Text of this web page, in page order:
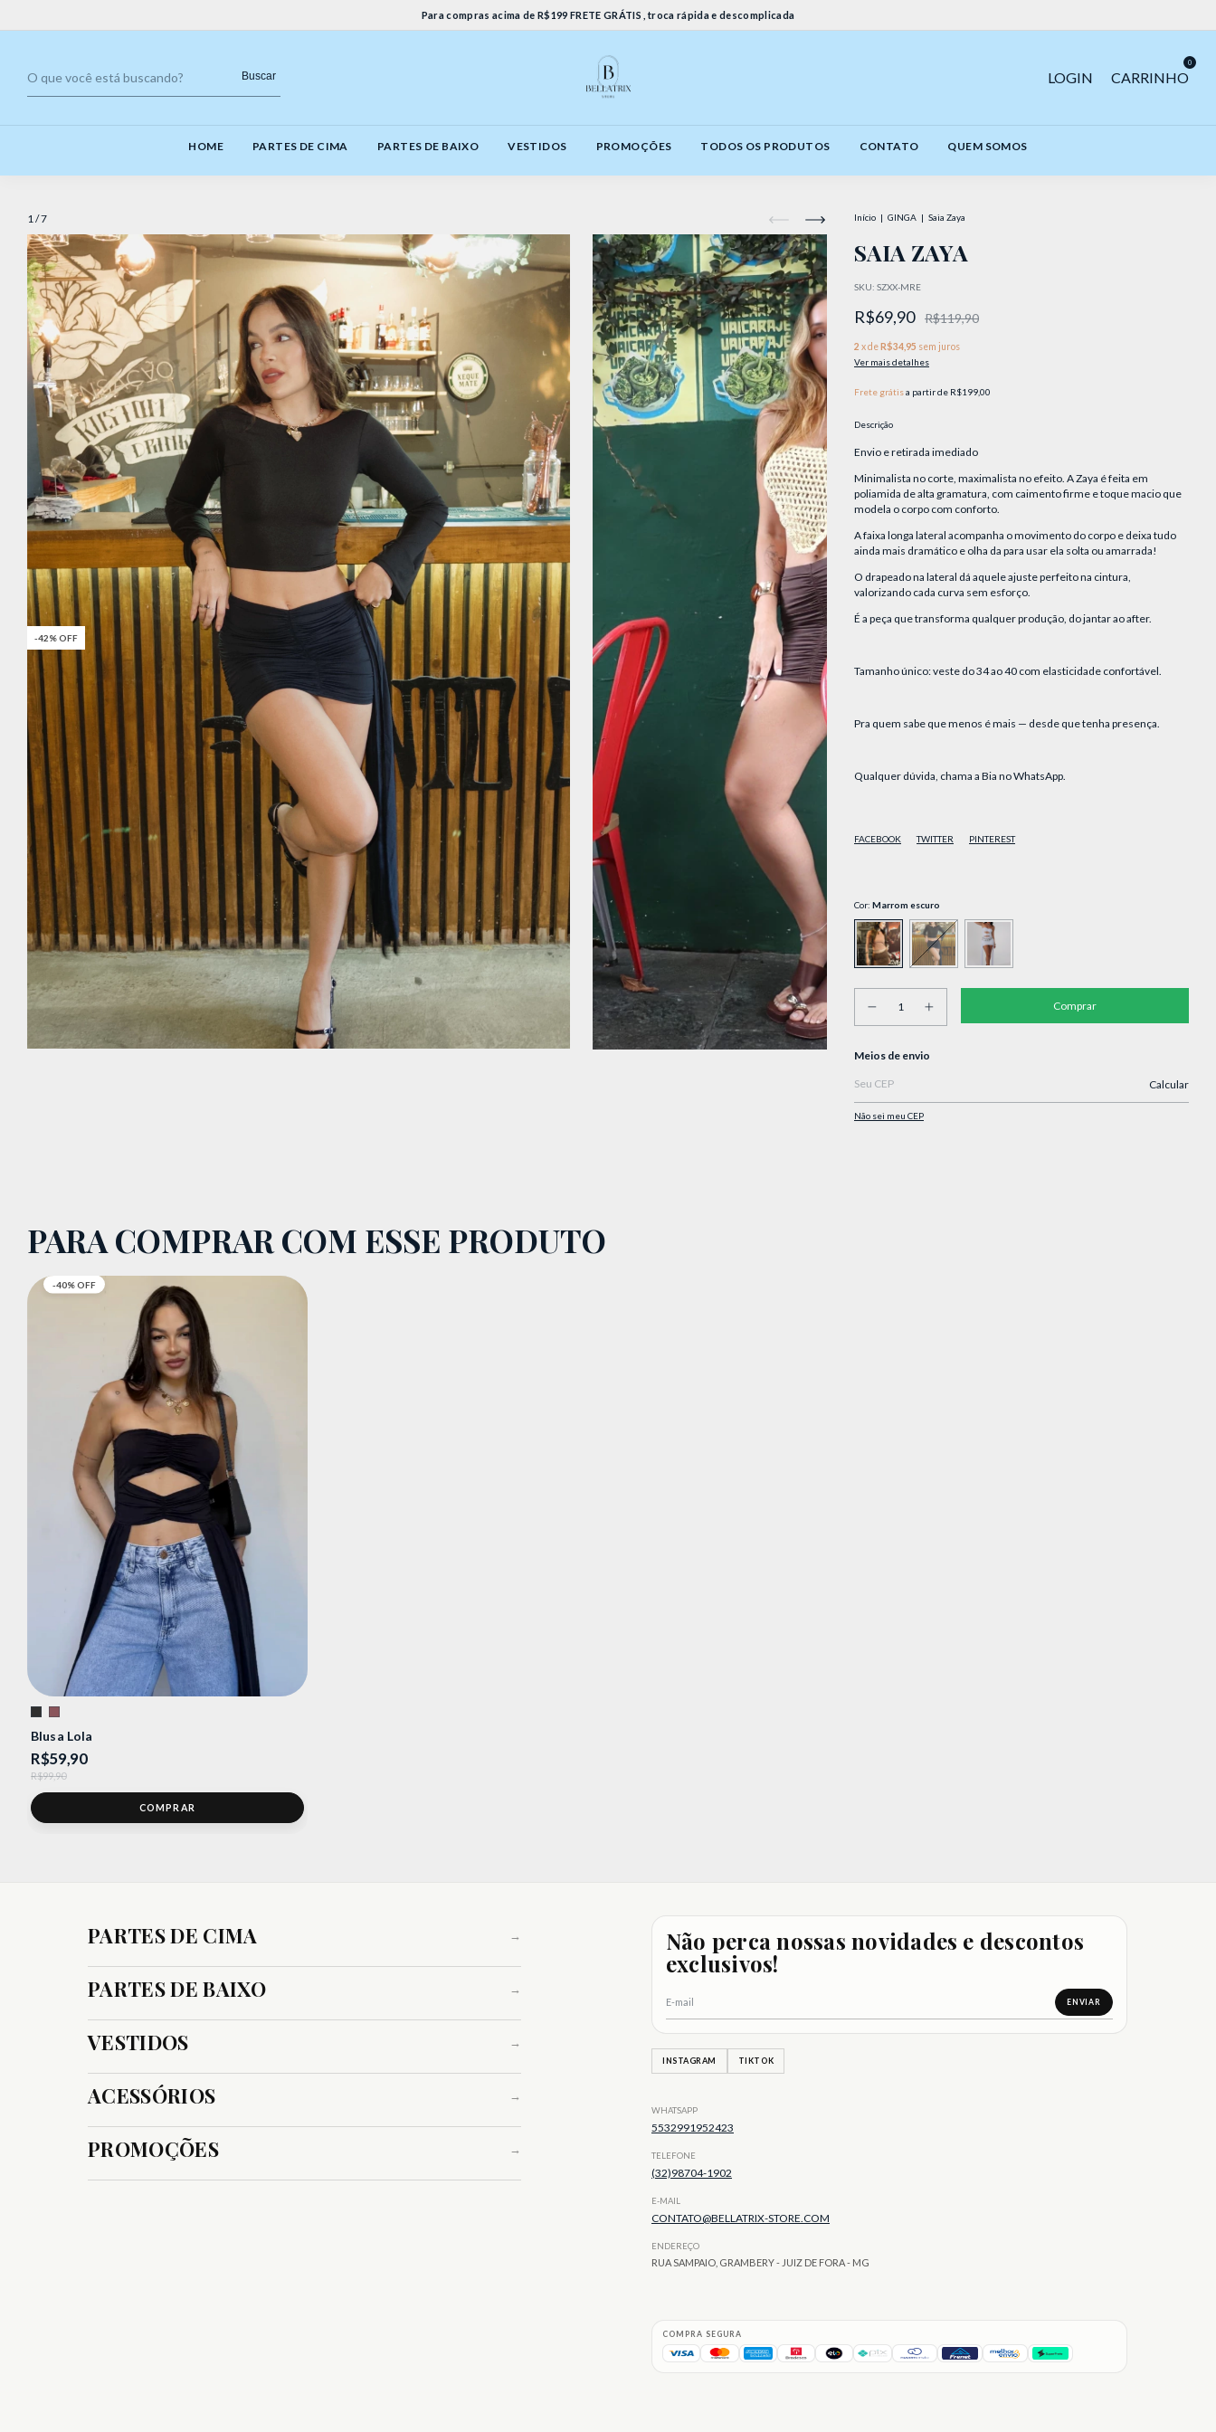
Para compras acima de R$199 FRETE GRÁTIS , troca rápida e descomplicada
Buscar LOGIN CARRINHO
0
HOME PARTES DE CIMA PARTES DE BAIXO VESTIDOS PROMOÇÕES TODOS OS PRODUTOS CONTATO QUEM SOMOS
1/7
-42%OFF
Início | GINGA | Saia Zaya
SAIA ZAYA
SKU: SZXX-MRE
R$69,90 R$119,90
2 x deR$34,95 sem juros
Ver mais detalhes
Frete grátisa partir de R$199,00
Descrição
Envio e retirada imediado
Minimalista no corte, maximalista no efeito. A Zaya é feita em
poliamida de alta gramatura, com caimento firme e toque macio que
modela o corpo com conforto.
A faixa longa lateral acompanha o movimento do corpo e deixa tudo
ainda mais dramático e olha da para usar ela solta ou amarrada!
O drapeado na lateral dá aquele ajuste perfeito na cintura,
valorizando cada curva sem esforço.
É a peça que transforma qualquer produção, do jantar ao after.
Tamanho único: veste do 34 ao 40 com elasticidade confortável.
Pra quem sabe que menos é mais — desde que tenha presença.
Qualquer dúvida, chama a Bia no WhatsApp.
FACEBOOK TWITTER PINTEREST
Cor: Marrom escuro
Entregas para o CEP:
Meios de envio
Calcular
Não sei meu CEP
PARA COMPRAR COM ESSE PRODUTO
-40%OFF
Blusa Lola
R$59,90
R$99,90
COMPRAR
PARTES DE CIMA
PARTES DE BAIXO
VESTIDOS
ACESSÓRIOS
PROMOÇÕES
Não perca nossas novidades e descontos
exclusivos!
INSTAGRAM TIKTOK
WHATSAPP
5532991952423
TELEFONE
(32)98704-1902
E-MAIL
CONTATO@BELLATRIX-STORE.COM
ENDEREÇO
RUA SAMPAIO, GRAMBERY - JUIZ DE FORA - MG